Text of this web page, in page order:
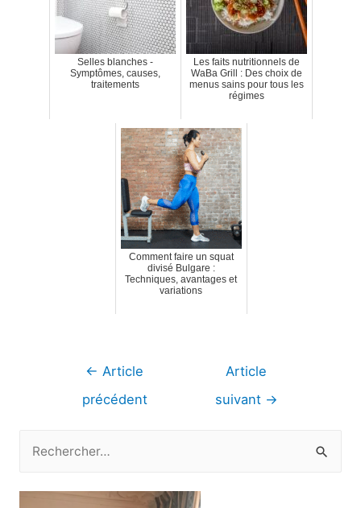
Selles blanches -
Symptômes, causes,
traitements
Les faits nutritionnels de
WaBa Grill : Des choix de
menus sains pour tous les
régimes
Comment faire un squat
divisé Bulgare :
Techniques, avantages et
variations
Navigation
← Article
précédent
Article
suivant →
c